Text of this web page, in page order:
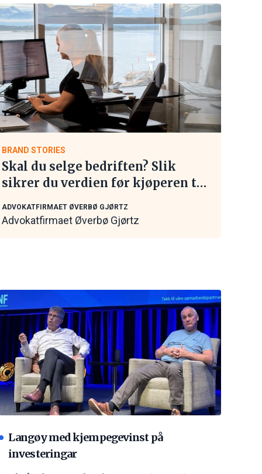
BRAND STORIES
Skal du selge bedriften? Slik
sikrer du verdien før kjøperen tar
ADVOKATFIRMAET ØVERBØ GJØRTZ
Advokatfirmaet Øverbø Gjørtz
Langøy med kjempegevinst på
investeringar